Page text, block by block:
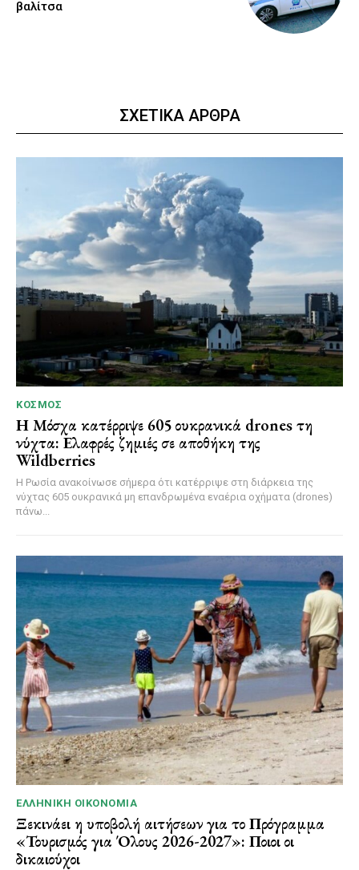
βαλίτσα
ΣΧΕΤΙΚΑ ΑΡΘΡΑ
ΚΌΣΜΟΣ
Η Μόσχα κατέρριψε 605 ουκρανικά drones τη
νύχτα: Ελαφρές ζημιές σε αποθήκη της
Wildberries
Η Ρωσία ανακοίνωσε σήμερα ότι κατέρριψε στη διάρκεια της
νύχτας 605 ουκρανικά μη επανδρωμένα εναέρια οχήματα (drones)
πάνω...
ΕΛΛΗΝΙΚΉ ΟΙΚΟΝΟΜΊΑ
Ξεκινάει η υποβολή αιτήσεων για το Πρόγραμμα
«Τουρισμός για Όλους 2026-2027»: Ποιοι οι
δικαιούχοι